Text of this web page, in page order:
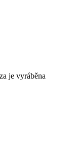
je vyráběna